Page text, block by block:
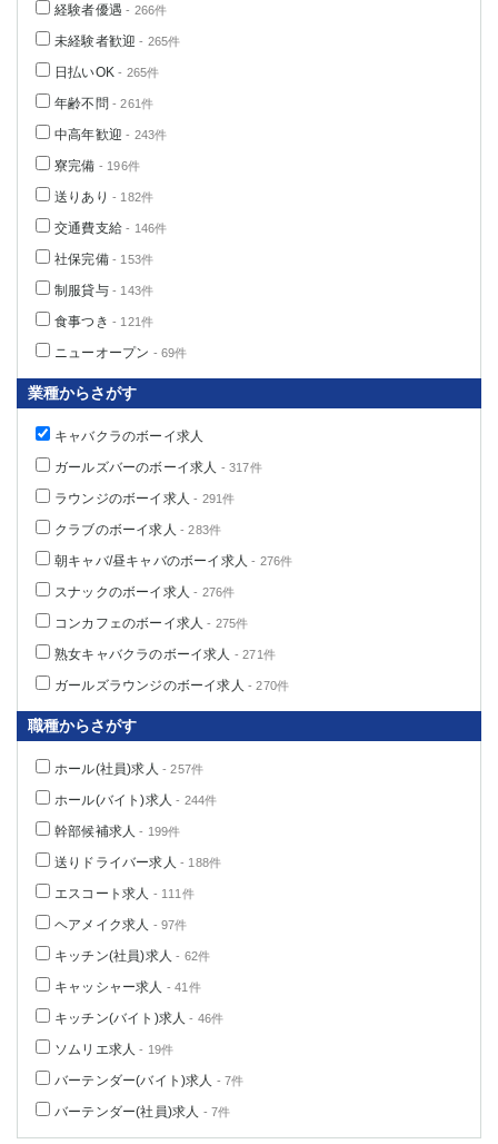
経験者優遇 - 266件
未経験者歓迎 - 265件
日払いOK - 265件
年齢不問 - 261件
中高年歓迎 - 243件
寮完備 - 196件
送りあり - 182件
交通費支給 - 146件
社保完備- 153件
制服貸与- 143件
食事つき - 121件
ニューオープン - 69件
業種からさがす
キャバクラのボーイ求人
ガールズバーのボーイ求人 - 317件
ラウンジのボーイ求人 - 291件
クラブのボーイ求人 - 283件
朝キャバ/昼キャバのボーイ求人 - 276件
スナックのボーイ求人 - 276件
コンカフェのボーイ求人 - 275件
熟女キャバクラのボーイ求人 - 271件
ガールズラウンジのボーイ求人 - 270件
職種からさがす
ホール(社員)求人 - 257件
ホール(バイト)求人 - 244件
幹部候補求人 - 199件
送りドライバー求人 - 188件
エスコート求人 - 111件
ヘアメイク求人 - 97件
キッチン(社員)求人 - 62件
キャッシャー求人 - 41件
キッチン(バイト)求人 - 46件
ソムリエ求人 - 19件
バーテンダー(バイト)求人 - 7件
バーテンダー(社員)求人 - 7件